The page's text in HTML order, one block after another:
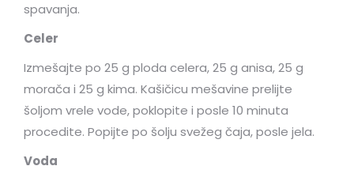
spavanja.
Celer
Izmešajte po 25 g ploda celera, 25 g anisa, 25 g
morača i 25 g kima. Kašičicu mešavine prelijte
šoljom vrele vode, poklopite i posle 10 minuta
procedite. Popijte po šolju svežeg čaja, posle jela.
Voda